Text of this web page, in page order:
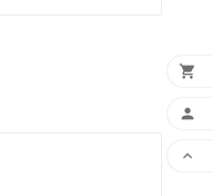


